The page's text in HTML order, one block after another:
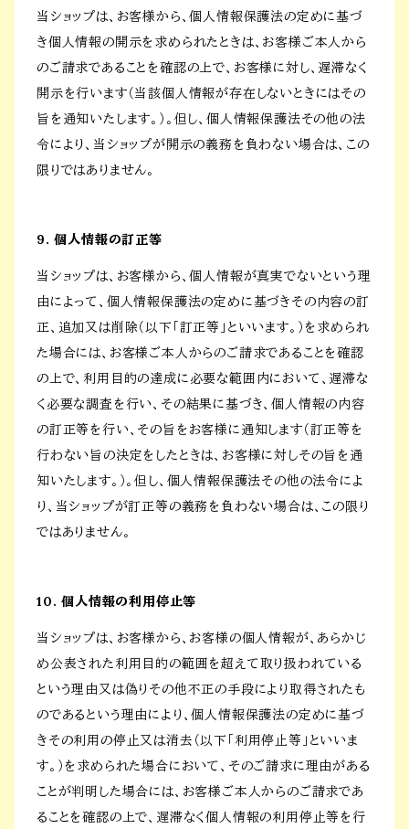
当ショップは、お客様から、個人情報保護法の定めに基づ
き個人情報の開示を求められたときは、お客様ご本人から
のご請求であることを確認の上で、お客様に対し、遅滞なく
開示を行います（当該個人情報が存在しないときにはその
旨を通知いたします。）。但し、個人情報保護法その他の法
令により、当ショップが開示の義務を負わない場合は、この
限りではありません。
9. 個人情報の訂正等
当ショップは、お客様から、個人情報が真実でないという理
由によって、個人情報保護法の定めに基づきその内容の訂
正、追加又は削除（以下「訂正等」といいます。）を求められ
た場合には、お客様ご本人からのご請求であることを確認
の上で、利用目的の達成に必要な範囲内において、遅滞な
く必要な調査を行い、その結果に基づき、個人情報の内容
の訂正等を行い、その旨をお客様に通知します（訂正等を
行わない旨の決定をしたときは、お客様に対しその旨を通
知いたします。）。但し、個人情報保護法その他の法令によ
り、当ショップが訂正等の義務を負わない場合は、この限り
ではありません。
10. 個人情報の利用停止等
当ショップは、お客様から、お客様の個人情報が、あらかじ
め公表された利用目的の範囲を超えて取り扱われている
という理由又は偽りその他不正の手段により取得されたも
のであるという理由により、個人情報保護法の定めに基づ
きその利用の停止又は消去（以下「利用停止等」といいま
す。）を求められた場合において、そのご請求に理由がある
ことが判明した場合には、お客様ご本人からのご請求であ
ることを確認の上で、遅滞なく個人情報の利用停止等を行